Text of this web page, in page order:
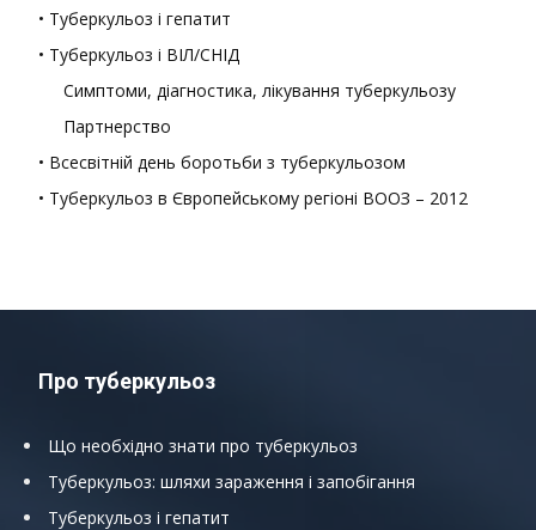
• Туберкульоз і гепатит
• Туберкульоз і ВІЛ/СНІД
Симптоми, діагностика, лікування туберкульозу
Партнерство
• Всесвітній день боротьби з туберкульозом
• Туберкульоз в Європейському регіоні ВООЗ – 2012
Про туберкульоз
Що необхідно знати про туберкульоз
Туберкульоз: шляхи зараження і запобігання
Туберкульоз і гепатит